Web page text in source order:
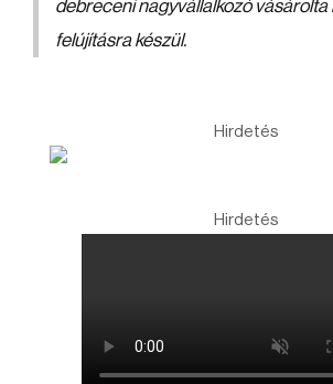
debreceni nagyvállalkozó vásárolta
felújításra készül.
Hirdetés
Hirdetés